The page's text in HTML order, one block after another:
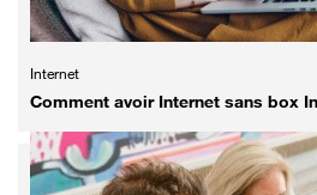
Internet
Comment avoir Internet sans box